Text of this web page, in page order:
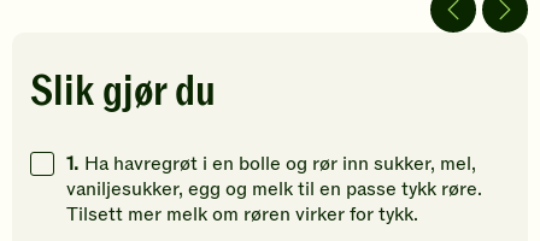
stjerner.
Klikk
å
gi
vurdering.
å
gi
din
vurdering.
av
å
gi
din
Slik gjør du
1. Ha havregrøt i en bolle og rør inn sukker, mel,
vaniljesukker, egg og melk til en passe tykk røre.
Tilsett mer melk om røren virker for tykk.